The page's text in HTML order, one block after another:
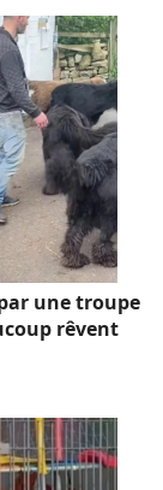
une troupe
rêvent